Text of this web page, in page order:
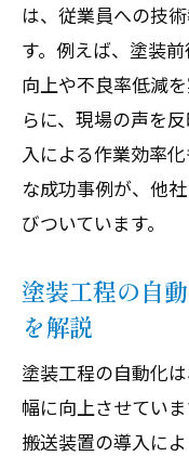
は、従業員への技
す。例えば、塗装
向上や不良率低減
らに、現場の声を
入による作業効率
な成功事例が、他
びついています。
塗装工程の自
を解説
塗装工程の自動化
幅に向上させてい
搬送装置の導入に